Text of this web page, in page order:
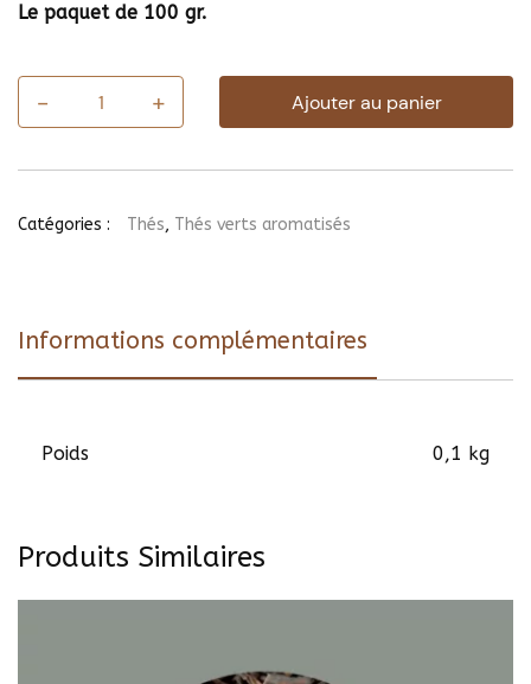
Le paquet de 100 gr.
-
quantité
de
+ Ajouter au panier
Catégories : Thés, Thés verts aromatisés
Informations complémentaires
Poids 0,1 kg
Produits Similaires